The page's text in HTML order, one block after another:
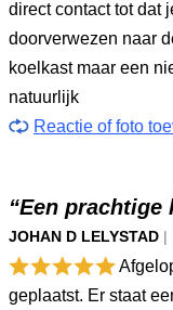
direct contact tot dat
doorverwezen naar
koelkast maar een
natuurlijk
Reactie of foto
“Een prachtige
JOHAN D LELYSTAD |
geplaatst. Er staat